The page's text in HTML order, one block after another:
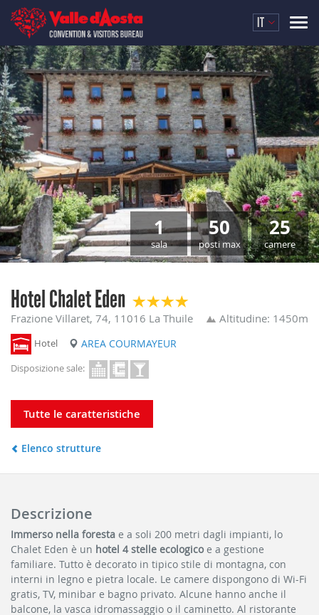
IT
25
camere
50
posti max
1
sala
Hotel Chalet Eden
Frazione Villaret, 74, 11016 La Thuile Altitudine: 1450m
Hotel AREA COURMAYEUR
Disposizione sale:
Tutte le caratteristiche
Elenco strutture
Descrizione
Immerso nella foresta e a soli 200 metri dagli impianti, lo
Chalet Eden è un hotel 4 stelle ecologicoe a gestione
familiare. Tutto è decorato in tipico stile di montagna, con
interni in legno e pietra locale. Le camere dispongono di Wi-Fi
gratis, TV, minibar e bagno privato. Alcune hanno anche il
balcone, la vasca idromassaggio o il caminetto. Al ristorante